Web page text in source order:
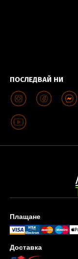
ПОСЛЕДВАЙ НИ
Плащане
Доставка